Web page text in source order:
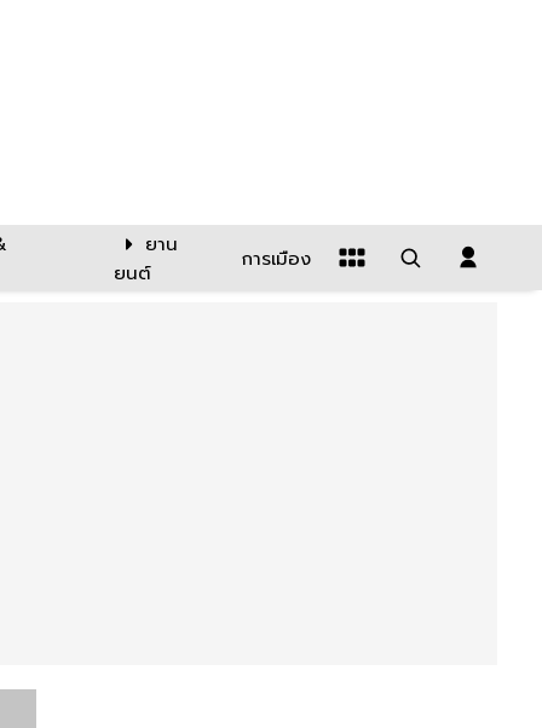
ยาน
ยนต์
การเมือง